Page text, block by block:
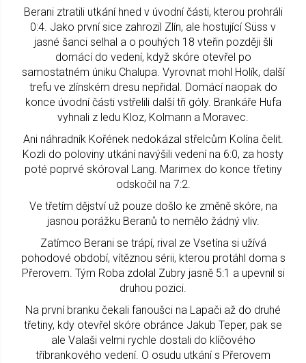
Berani ztratili utkání hned v úvodní části, kterou prohráli
0:4. Jako první sice zahrozil Zlín, ale hostující Süss v
jasné šanci selhal a o pouhých 18 vteřin později šli
domácí do vedení, když skóre otevřel po
samostatném úniku Chalupa. Vyrovnat mohl Holík, další
trefu ve zlínském dresu nepřidal. Domácí naopak do
konce úvodní části vstřelili další tři góly. Brankáře Hufa
vyhnali z ledu Kloz, Kolmann a Moravec.
Ani náhradník Kořének nedokázal střelcům Kolína čelit.
Kozli do poloviny utkání navýšili vedení na 6:0, za hosty
poté poprvé skóroval Lang. Marimex do konce třetiny
odskočil na 7:2.
Ve třetím dějství už pouze došlo ke změně skóre, na
jasnou porážku Beranů to nemělo žádný vliv.
Zatímco Berani se trápí, rival ze Vsetína si užívá
pohodové období, vítěznou sérii, kterou protáhl doma s
Přerovem. Tým Roba zdolal Zubry jasně 5:1 a upevnil si
druhou pozici.
Na první branku čekali fanoušci na Lapači až do druhé
třetiny, kdy otevřel skóre obránce Jakub Teper, pak se
ale Valaši velmi rychle dostali do klíčového
tříbrankového vedení. O osudu utkání s Přerovem